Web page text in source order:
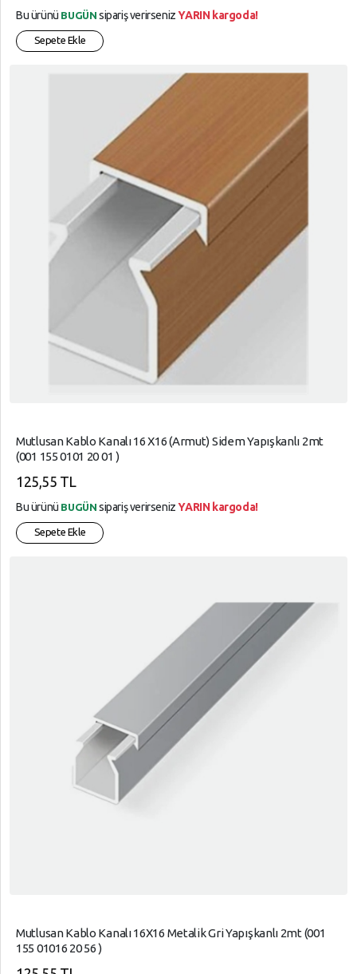
Bu ürünü BUGÜN sipariş verirsenizYARIN kargoda!
Sepete Ekle
Mutlusan Kablo Kanalı 16 X16 (Armut) Sidem Yapışkanlı 2mt
(001 155 0101 20 01 )
125,55 TL
Bu ürünü BUGÜN sipariş verirsenizYARIN kargoda!
Sepete Ekle
Mutlusan Kablo Kanalı 16X16 Metalik Gri Yapışkanlı 2mt (001
155 01016 20 56 )